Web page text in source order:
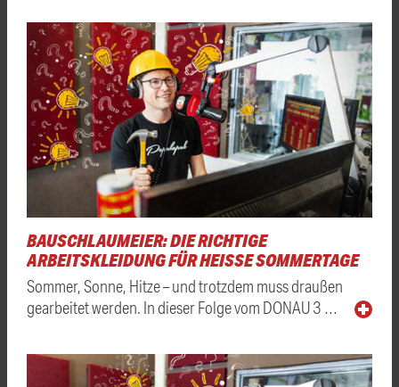
BAUSCHLAUMEIER: DIE RICHTIGE
ARBEITSKLEIDUNG FÜR HEISSE SOMMERTAGE
Sommer, Sonne, Hitze – und trotzdem muss draußen
gearbeitet werden. In dieser Folge vom DONAU 3 …